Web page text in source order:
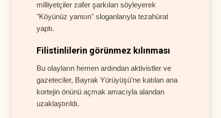
milliyetçiler zafer şarkıları söyleyerek
"Köyünüz yansın" sloganlarıyla tezahürat
yaptı.
Filistinlilerin görünmez kılınması
Bu olayların hemen ardından aktivistler ve
gazeteciler, Bayrak Yürüyüşü’ne katılan ana
kortejin önünü açmak amacıyla alandan
uzaklaştırıldı.